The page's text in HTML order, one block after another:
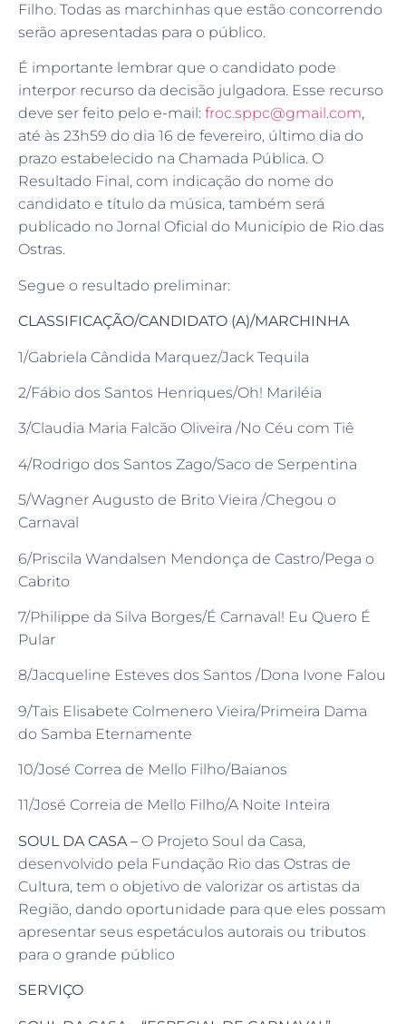
Filho. Todas as marchinhas que estão concorrendo
serão apresentadas para o público.
É importante lembrar que o candidato pode
interpor recurso da decisão julgadora. Esse recurso
deve ser feito pelo e-mail: froc.sppc@gmail.com,
até às 23h59 do dia 16 de fevereiro, último dia do
prazo estabelecido na Chamada Pública. O
Resultado Final, com indicação do nome do
candidato e título da música, também será
publicado no Jornal Oficial do Município de Rio das
Ostras.
Segue o resultado preliminar:
CLASSIFICAÇÃO/CANDIDATO (A)/MARCHINHA
1/Gabriela Cândida Marquez/Jack Tequila
2/Fábio dos Santos Henriques/Oh! Mariléia
3/Claudia Maria Falcão Oliveira /No Céu com Tiê
4/Rodrigo dos Santos Zago/Saco de Serpentina
5/Wagner Augusto de Brito Vieira /Chegou o
Carnaval
6/Priscila Wandalsen Mendonça de Castro/Pega o
Cabrito
7/Philippe da Silva Borges/É Carnaval! Eu Quero É
Pular
8/Jacqueline Esteves dos Santos /Dona Ivone Falou
9/Tais Elisabete Colmenero Vieira/Primeira Dama
do Samba Eternamente
10/José Correa de Mello Filho/Baianos
11/José Correia de Mello Filho/A Noite Inteira
SOUL DA CASA – O Projeto Soul da Casa,
desenvolvido pela Fundação Rio das Ostras de
Cultura, tem o objetivo de valorizar os artistas da
Região, dando oportunidade para que eles possam
apresentar seus espetáculos autorais ou tributos
para o grande público
SERVIÇO